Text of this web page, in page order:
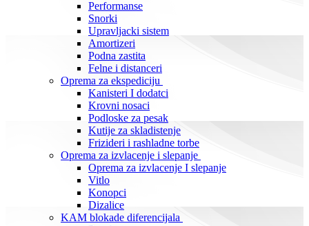
Performanse
Snorki
Upravljacki sistem
Amortizeri
Podna zastita
Felne i distanceri
Oprema za ekspediciju
Kanisteri I dodatci
Krovni nosaci
Podloske za pesak
Kutije za skladistenje
Frizideri i rashladne torbe
Oprema za izvlacenje i slepanje
Oprema za izvlacenje I slepanje
Vitlo
Konopci
Dizalice
KAM blokade diferencijala